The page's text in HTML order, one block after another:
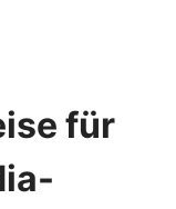
für